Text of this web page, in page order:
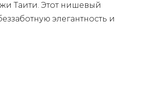
Таити. Этот нишевый
элегантность и